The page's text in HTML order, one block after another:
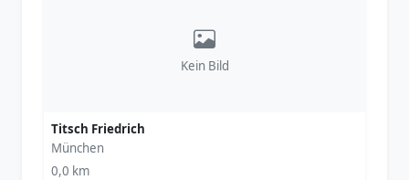
Kein Bild
Titsch Friedrich
München
0,0 km